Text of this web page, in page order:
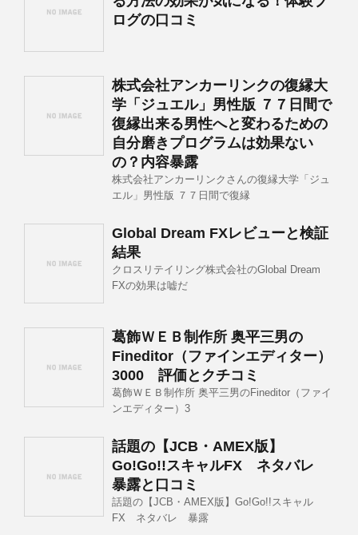
ログの口コミ
株式会社アンカーリンクの復縁大
学「ジュエル」男性版 ７７日間で
復縁出来る男性へと変わるための
自分磨きプログラムは効果ない
の？内容暴露
株式会社アンカーリンクさんの復縁大学「ジュ
エル」男性版 ７７日間で復縁
Global Dream FXレビューと検証
結果
クロスリテイリング株式会社のGlobal Dream
FXの効果は嘘だ
葛飾ＷＥＢ制作所 奥平三男の
Fineditor（ファインエディター）
3000 評価とクチコミ
葛飾ＷＥＢ制作所 奥平三男のFineditor（ファイ
ンエディター）3
話題の【JCB・AMEX版】
Go!Go!!スキャルFX ネタバレ
暴露と口コミ
話題の【JCB・AMEX版】Go!Go!!スキャル
FX ネタバレ 暴露